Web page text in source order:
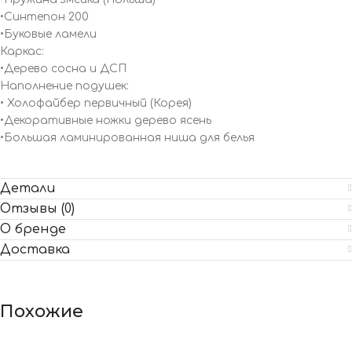
•Синтепон 200
•Буковые ламели
Каркас:
•Дерево сосна и ДСП
Наполнение подушек:
• Холофайбер первичный (Корея)
•Декоративные ножки дерево ясень
•Большая ламинированная ниша для белья
Детали
Отзывы (0)
О бренде
Доставка
Похожие